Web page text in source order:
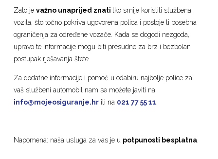
Zato jevažno unaprijed znatitko smije koristiti službena
vozila, što točno pokriva ugovorena polica i postoje li posebna
ograničenja za određene vozače. Kada se dogodi nezgoda,
upravo te informacije mogu biti presudne za brz i bezbolan
postupak rješavanja štete.
Za dodatne informacije i pomoć u odabiru najbolje police za
vaš službeni automobil nam se možete javiti na
info@mojeosiguranje.hr ili na 021 77 55 11
Napomena: naša usluga za vas je u potpunosti besplatna